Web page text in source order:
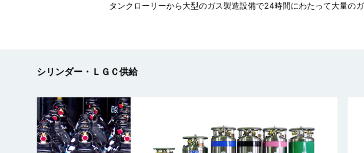
タンクローリーから大型のガス製造設備で24時間にわたって大量の
シリンダー・ＬＧＣ供給